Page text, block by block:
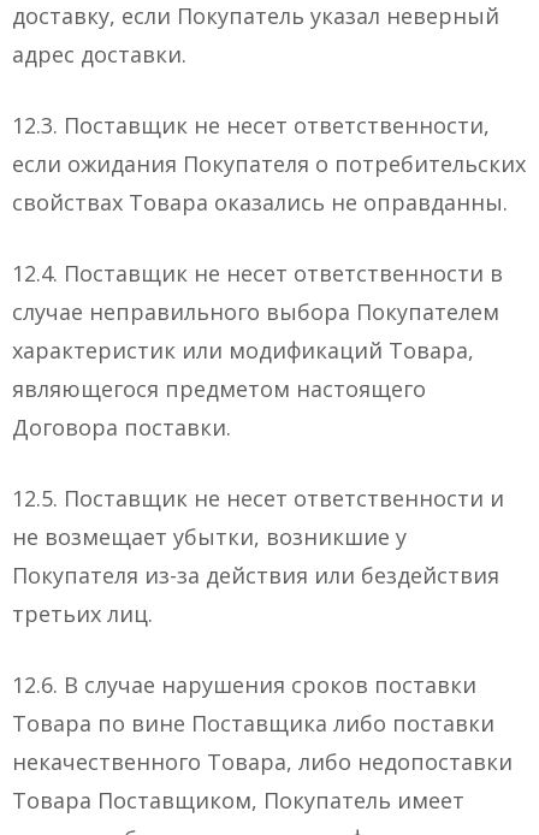
доставку, если Покупатель указал неверный
адрес доставки.
12.3. Поставщик не несет ответственности,
если ожидания Покупателя о потребительских
свойствах Товара оказались не оправданны.
12.4. Поставщик не несет ответственности в
случае неправильного выбора Покупателем
характеристик или модификаций Товара,
являющегося предметом настоящего
Договора поставки.
12.5. Поставщик не несет ответственности и
не возмещает убытки, возникшие у
Покупателя из-за действия или бездействия
третьих лиц.
12.6. В случае нарушения сроков поставки
Товара по вине Поставщика либо поставки
некачественного Товара, либо недопоставки
Товара Поставщиком, Покупатель имеет